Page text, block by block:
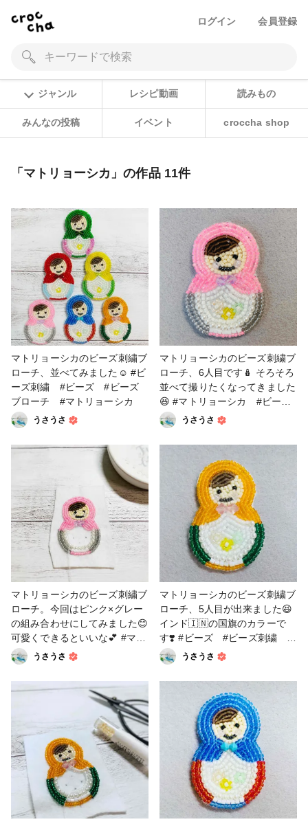
ログイン 会員登録
ジャンル レシピ動画 読みもの
みんなの投稿 イベント croccha shop
「マトリョーシカ」の作品 11件
マトリョーシカのビーズ刺繍ブ
ローチ、並べてみました☺️ #ビ
ーズ刺繍 #ビーズ #ビーズ
ブローチ #マトリョーシカ
うさうさ
マトリョーシカのビーズ刺繍ブ
ローチ、6人目です🪆 そろそろ
並べて撮りたくなってきました
😆 #マトリョーシカ #ビー
ズ #ビーズ刺繍 #ビーズブ
ローチ
うさうさ
マトリョーシカのビーズ刺繍ブ
ローチ。今回はピンク×グレー
の組み合わせにしてみました😊
可愛くできるといいな💕 #マト
リョーシカ #ビーズ #ビー
ズ刺繍 #ビーズブローチ
うさうさ
マトリョーシカのビーズ刺繍ブ
ローチ、5人目が出来ました😆
インド🇮🇳の国旗のカラーで
す❣️ #ビーズ #ビーズ刺繍 #
ビーズブローチ #インド #
マトリョーシカ
うさうさ